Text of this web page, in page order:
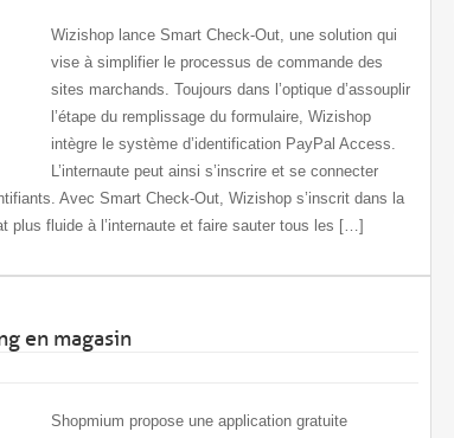
Wizishop lance Smart Check-Out, une solution qui
vise à simplifier le processus de commande des
sites marchands. Toujours dans l’optique d’assouplir
l’étape du remplissage du formulaire, Wizishop
intègre le système d’identification PayPal Access.
L’internaute peut ainsi s’inscrire et se connecter
Avec Smart Check-Out, Wizishop s’inscrit dans la
plus fluide à l’internaute et faire sauter tous les […]
en magasin
Shopmium propose une application gratuite